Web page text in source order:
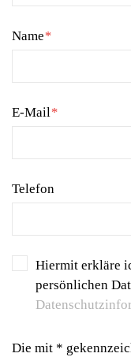
Name*
E-Mail*
Telefon
Hiermit erkläre
persönlichen
Die mit *